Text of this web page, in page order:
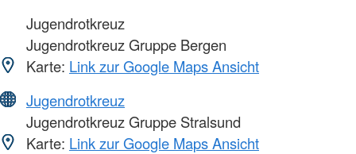
Jugendrotkreuz
Jugendrotkreuz Gruppe Bergen
Karte: Link zur Google Maps Ansicht
Jugendrotkreuz
Jugendrotkreuz Gruppe Stralsund
Karte: Link zur Google Maps Ansicht